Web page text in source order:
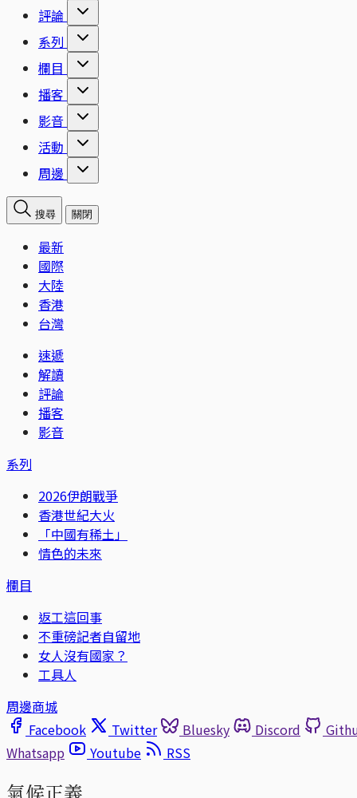
評論
系列
欄目
播客
影音
活動
周邊
搜尋 關閉
最新
國際
大陸
香港
台灣
速遞
解讀
評論
播客
影音
系列
2026伊朗戰爭
香港世紀大火
「中國有稀土」
情色的未來
欄目
返工這回事
不重磅記者自留地
女人沒有國家？
工具人
周邊商城
Facebook
Twitter Bluesky Discord
Whatsapp
Youtube RSS
氣候正義